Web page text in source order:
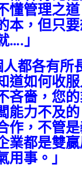
懂管理之
本，但只
….」
人都各有所
道如何收服
吝嗇，您
能力不及
作，不管
業都是雙贏
事。」